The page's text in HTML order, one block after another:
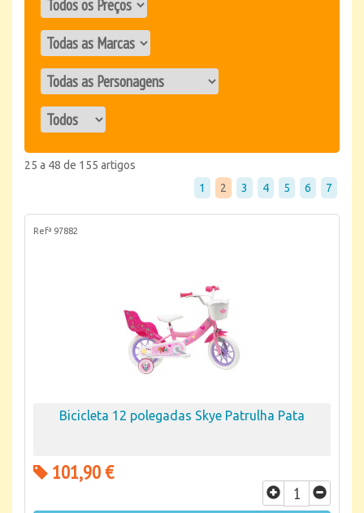
25 a 48 de 155 artigos
1
2 3 4 5 6 7
Refª 97882
Bicicleta 12 polegadas Skye Patrulha Pata
101,90 €